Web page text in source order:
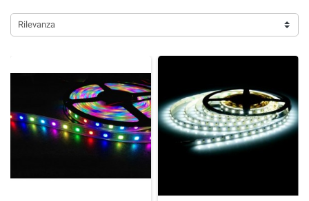
Rilevanza